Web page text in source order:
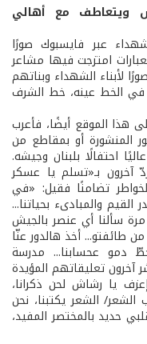
ويتعاطف مع أهالي
عبر فايسبوك صورًا
امتزجت فيها مشاعر
لأبناء الشهداء وبناتهم
في الخط عينه، خط الشرف
هذا الموقع أيضًا، فأعرب
المنشورة أو بمقاطع من
احتفالًا بلبنان وجيشه.
بـ«تسلم يا عسكر
تضامنًا فقيل: «في
والمبادىء بحياتنا...
مرة سألنا أي عنصر بالجيش
من طائفتو... أخذ هالدور عنّا
دمو عحسابنا... مدرسة
آخرون تعليقاتهم المؤيدة
يا رشاش لحن ذكرانا،
الشعر/ الشعر يكتبنا، نحن
حديد بالمختصر المفيد،